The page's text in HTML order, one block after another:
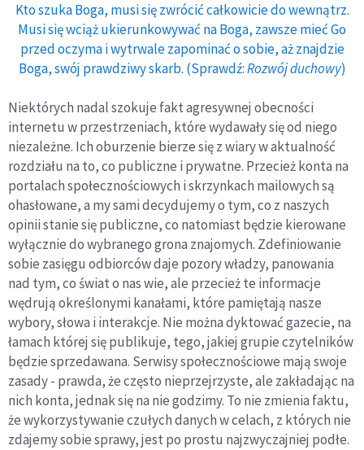
Kto szuka Boga, musi się zwrócić całkowicie do wewnątrz.
Musi się wciąż ukierunkowywać na Boga, zawsze mieć Go
przed oczyma i wytrwale zapominać o sobie, aż znajdzie
Boga, swój prawdziwy skarb. (Sprawdź:Rozwój duchowy)
Niektórych nadal szokuje fakt agresywnej obecności
internetu w przestrzeniach, które wydawały się od niego
niezależne. Ich oburzenie bierze się z wiary w aktualność
rozdziału na to, co publiczne i prywatne. Przecież konta na
portalach społecznościowych i skrzynkach mailowych są
ohasłowane, a my sami decydujemy o tym, co z naszych
opinii stanie się publiczne, co natomiast będzie kierowane
wyłącznie do wybranego grona znajomych. Zdefiniowanie
sobie zasięgu odbiorców daje pozory władzy, panowania
nad tym, co świat o nas wie, ale przecież te informacje
wędrują określonymi kanałami, które pamiętają nasze
wybory, słowa i interakcje. Nie można dyktować gazecie, na
łamach której się publikuje, tego, jakiej grupie czytelników
będzie sprzedawana. Serwisy społecznościowe mają swoje
zasady - prawda, że często nieprzejrzyste, ale zakładając na
nich konta, jednak się na nie godzimy. To nie zmienia faktu,
że wykorzystywanie czułych danych w celach, z których nie
zdajemy sobie sprawy, jest po prostu najzwyczajniej podłe.